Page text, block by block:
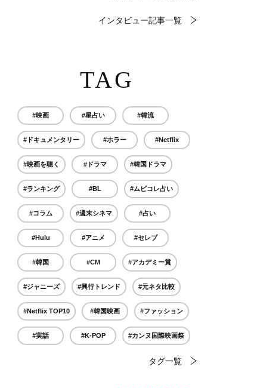
インタビュー記事一覧
TAG
#映画 #星占い #韓流
#ドキュメンタリー #ホラー #Netflix
#映画を聴く #ドラマ #韓国ドラマ
#ランキング #BL #ムビコレ占い
#コラム #週末シネマ #占い
#Hulu #アニメ #セレブ
#韓国 #CM #アカデミー賞
#ジャニーズ #興行トレンド #元ネタ比較
#Netflix TOP10 #韓国映画 #ファッション
#実話 #K-POP #カンヌ国際映画祭
タグ一覧